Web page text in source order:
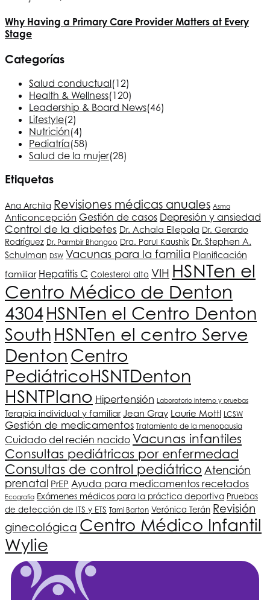
Why Having a Primary Care Provider Matters at Every
Stage
Categorías
Salud conductual(12)
Health & Wellness(120)
Leadership & Board News(46)
Lifestyle(2)
Nutrición(4)
Pediatría(58)
Salud de la mujer(28)
Etiquetas
Ana Archila Revisiones médicas anuales Asma
Anticoncepción Gestión de casos Depresión y ansiedad
Control de la diabetes Dr. Achala Ellepola Dr. Gerardo
Rodríguez Dr. Parmbir Bhangoo Dra. Parul Kaushik Dr. Stephen A.
Schulman DSW Vacunas para la familia Planificación
familiar Hepatitis C Colesterol alto VIH HSNTen el
Centro Médico de Denton
4304HSNTen el Centro Denton
South HSNTen el centro Serve
Denton Centro
PediátricoHSNTDenton
HSNTPlano Hipertensión Laboratorio interno y pruebas
Terapia individual y familiar Jean Gray Laurie Mottl LCSW
Gestión de medicamentos Tratamiento de la menopausia
Cuidado del recién nacido Vacunas infantiles
Consultas pediátricas por enfermedad
Consultas de control pediátrico Atención
prenatal PrEP Ayuda para medicamentos recetados
Ecografía Exámenes médicos para la práctica deportiva Pruebas
de detección de ITS y ETS Tami Barton Verónica Terán Revisión
ginecológica Centro Médico Infantil
Wylie